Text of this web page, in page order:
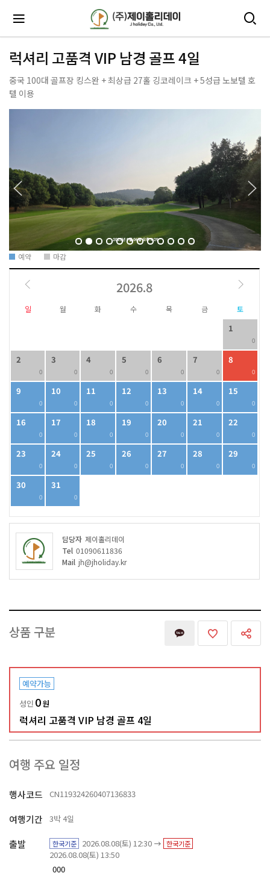
럭셔리 고품격 VIP 남경 골프 4일
중국 100대 골프장 킹스완 + 최상급 27홀 깅코레이크 + 5성급 노보텔 호
텔 이용
예약 마감
2026.8
일 월 화 수 목 금 토
1
0
2
0
3
0
4
0
5
0
6
0
7
0
8
0
9
0
10
0
11
0
12
0
13
0
14
0
15
0
16
0
17
0
18
0
19
0
20
0
21
0
22
0
23
0
24
0
25
0
26
0
27
0
28
0
29
0
30
0
31
0
담당자 제이홀리데이
Tel 01090611836
Mail jh@jholiday.kr
상품 구분
예약가능
성인 0원
럭셔리 고품격 VIP 남경 골프 4일
여행 주요 일정
행사코드 CN119324260407136833
여행기간 3박 4일
출발 한국기준 2026.08.08(토) 12:30 한국기준
2026.08.08(토) 13:50
000